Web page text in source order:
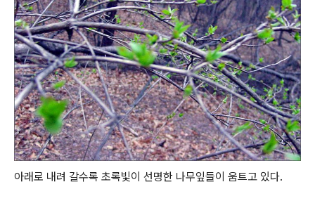
아래로 내려 갈수록 초록빛이 선명한 나무잎들이 움트고 있다.